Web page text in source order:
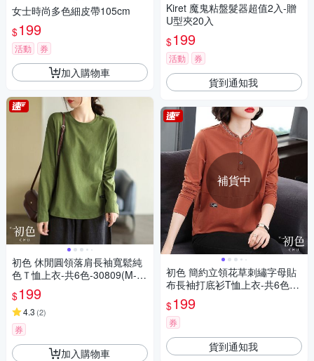
女士時尚多色細皮帶105cm
$199
活動 券
加入購物車
初色 休閒圓領落肩長袖寬鬆純
色Ｔ恤上衣-共6色-30809(M-2
XL可選)
$199
4.3 (2)
券
加入購物車
Kiret 魔鬼粘盤髮器超值2入-贈
U型夾20入
$199
活動 券
貨到通知我
補貨中
初色 簡約立領花草刺繡字母貼
布長袖打底衫T恤上衣-共6色-3
1569(M-2XL可選)
$199
券
貨到通知我